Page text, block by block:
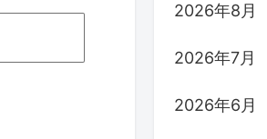
2026年8月
2026年7月
2026年6月